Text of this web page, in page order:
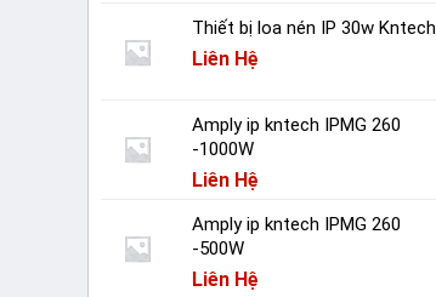
Thiết bị loa nén IP 30w Kntech
Liên Hệ
Amply ip kntech IPMG 260
-1000W
Liên Hệ
Amply ip kntech IPMG 260
-500W
Liên Hệ